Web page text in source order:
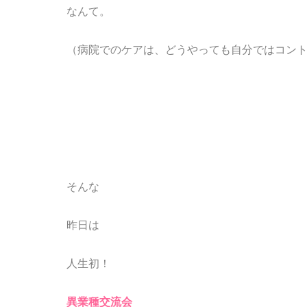
なんて。
（病院でのケアは、どうやっても自分ではコン
そんな
昨日は
人生初！
異業種交流会